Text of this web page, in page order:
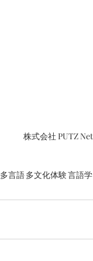
株式会社 PUTZ
多言語多文化体験言語